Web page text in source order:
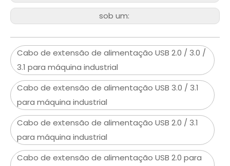
sob um:
Cabo de extensão de alimentação USB 2.0 / 3.0 /
3.1 para máquina industrial
Cabo de extensão de alimentação USB 3.0 / 3.1
para máquina industrial
Cabo de extensão de alimentação USB 2.0 / 3.1
para máquina industrial
Cabo de extensão de alimentação USB 2.0 para